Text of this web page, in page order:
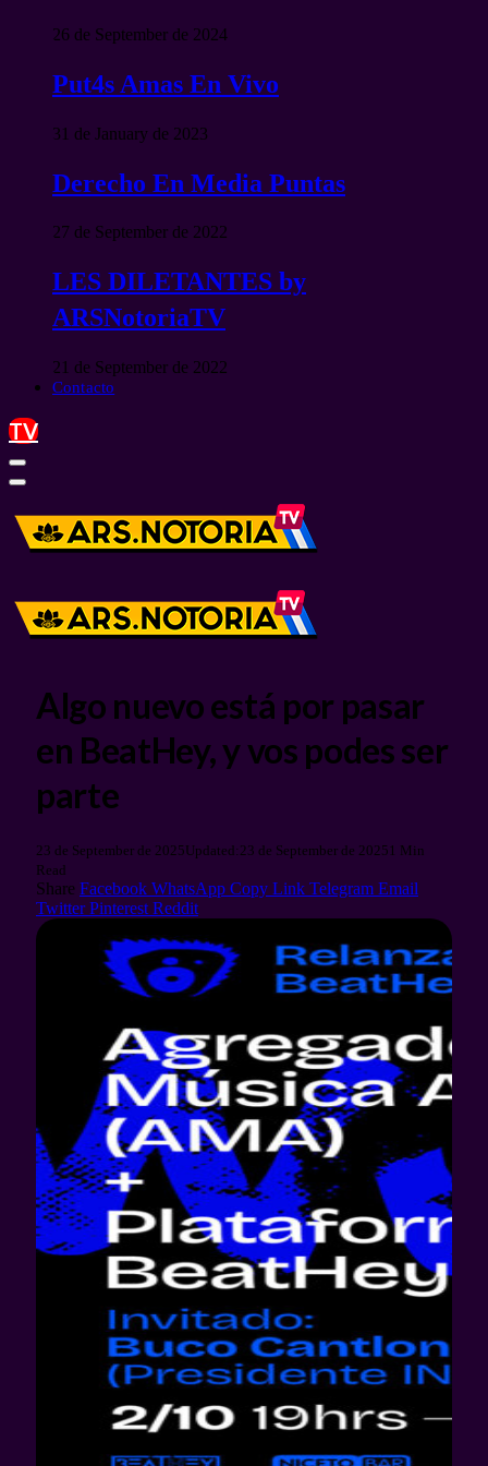
26 de September de 2024
Put4s Amas En Vivo
31 de January de 2023
Derecho En Media Puntas
27 de September de 2022
LES DILETANTES by
ARSNotoriaTV
21 de September de 2022
Contacto
TV
Algo nuevo está por pasar
en BeatHey, y vos podes ser
parte
23 de September de 2025Updated: 23 de September de 2025 1 Min
Read
Share Facebook WhatsApp Copy Link Telegram Email
Twitter Pinterest Reddit